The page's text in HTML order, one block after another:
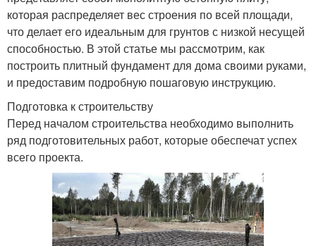
которая распределяет вес строения по всей площади,
что делает его идеальным для грунтов с низкой несущей
способностью. В этой статье мы рассмотрим, как
построить плитный фундамент для дома своими руками,
и предоставим подробную пошаговую инструкцию.
Подготовка к строительству
Перед началом строительства необходимо выполнить
ряд подготовительных работ, которые обеспечат успех
всего проекта.